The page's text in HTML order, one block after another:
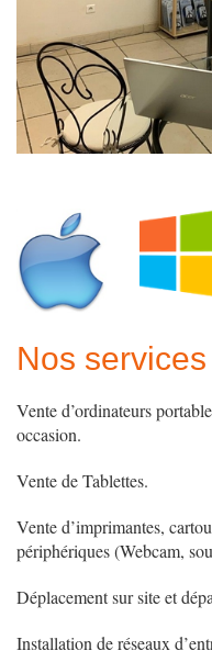
Nos services
Vente d’ordinateurs
occasion.
Vente de Tablettes.
Vente d’imprimantes,
périphériques (Webcam,
Déplacement sur site et
Installation de réseaux